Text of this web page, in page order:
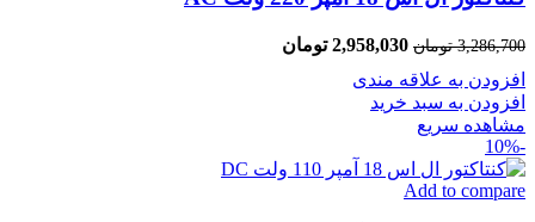
3,286,700 تومان 2,958,030 تومان
افزودن به علاقه مندی
افزودن به سبد خرید
مشاهده سریع
-10%
Add to compare